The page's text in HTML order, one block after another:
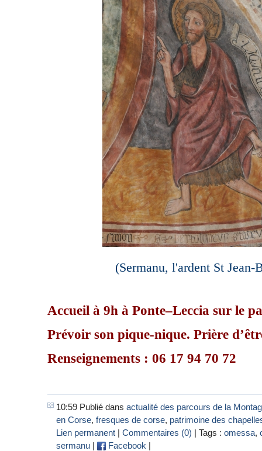
(Sermanu, l'ardent St Jean-
Accueil à 9h à Ponte–Leccia sur le
Prévoir son pique-nique. Prière
Renseignements : 06 17 94 70 72
10:59 Publié dans actualité des parcours de la
en Corse, fresques de corse, patrimoine des
Lien permanent | Commentaires (0) | Tags : omessa,
sermanu | Facebook |